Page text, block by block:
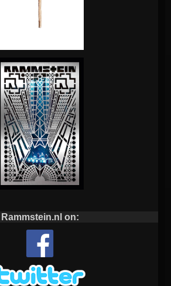
Rammstein.nl on: